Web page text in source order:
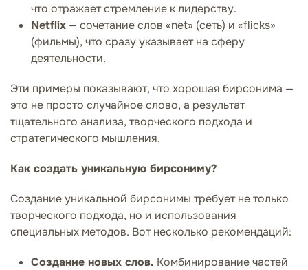
что отражает стремление к лидерству.
Netflix — сочетание слов «net» (сеть) и «flicks»
(фильмы), что сразу указывает на сферу
деятельности.
Эти примеры показывают, что хорошая бирсонима —
это не просто случайное слово, а результат
тщательного анализа, творческого подхода и
стратегического мышления.
Как создать уникальную бирсониму?
Создание уникальной бирсонимы требует не только
творческого подхода, но и использования
специальных методов. Вот несколько рекомендаций:
Создание новых слов. Комбинирование частей